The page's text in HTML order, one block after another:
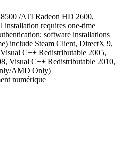
/ATI Radeon HD 2600,
requires one-time
software installations
include Steam Client, DirectX 9,
C++ Redistributable 2005,
Visual C++ Redistributable 2010,
AMD Only)
numérique